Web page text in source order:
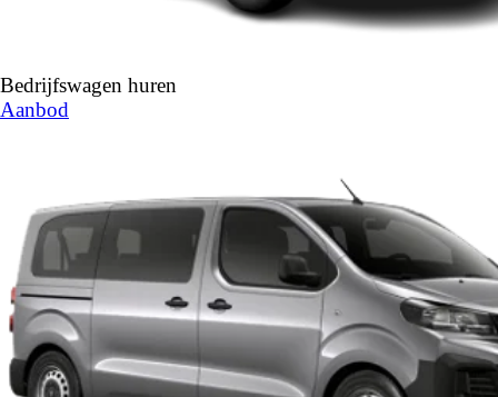
Bedrijfswagen huren
Aanbod